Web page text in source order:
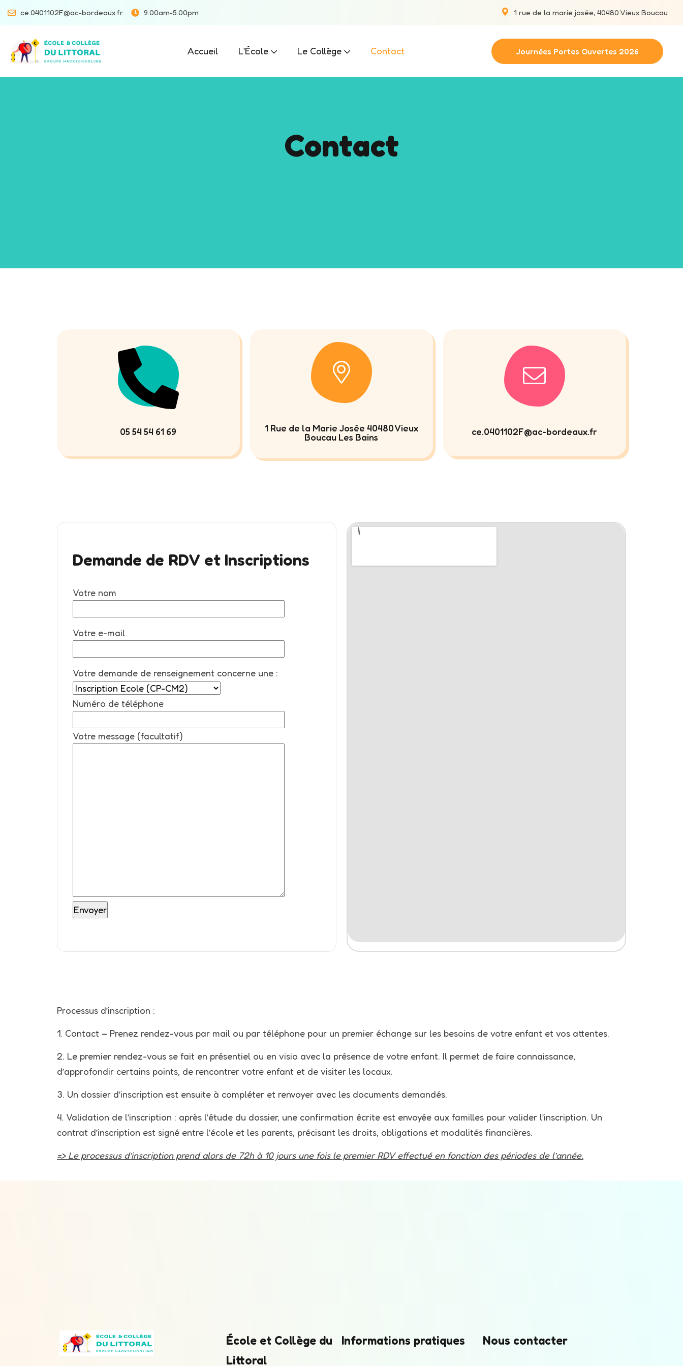
ce.0401102F@ac-bordeaux.fr 9.00am-5.00pm 1 rue de la marie josée, 40480 Vieux Boucau
Accueil L’École Le Collège Contact Journées Portes Ouvertes 2026
Contact
05 54 54 61 69
1 Rue de la Marie Josée 40480 Vieux
Boucau Les Bains
ce.0401102F@ac-bordeaux.fr
Demande de RDV et Inscriptions
Votre nom
Votre e-mail
Votre demande de renseignement concerne une :
Numéro de téléphone
Votre message (facultatif)
Processus d’inscription :
1. Contact – Prenez rendez-vous par mail ou par téléphone pour un premier échange sur les besoins de votre enfant et vos attentes.
2. Le premier rendez-vous se fait en présentiel ou en visio avec la présence de votre enfant. Il permet de faire connaissance,
d’approfondir certains points, de rencontrer votre enfant et de visiter les locaux.
3. Un dossier d’inscription est ensuite à compléter et renvoyer avec les documents demandés.
4. Validation de l’inscription : après l’étude du dossier, une confirmation écrite est envoyée aux familles pour valider l’inscription. Un
contrat d’inscription est signé entre l’école et les parents, précisant les droits, obligations et modalités financières.
=> Le processus d’inscription prend alors de 72h à 10 jours une fois le premier RDV effectué en fonction des périodes de l’année.
École et Collège du
Littoral
Informations pratiques Nous contacter